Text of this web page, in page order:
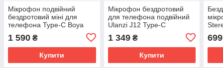
Мікрофон подвійний
бездротовий міні для
телефона Type-C Boya
1 590 ₴
Купити
Мікрофон бездротовий
для телефона подвійний
Ulanzi J12 Type-C
1 349₴
Купити
699